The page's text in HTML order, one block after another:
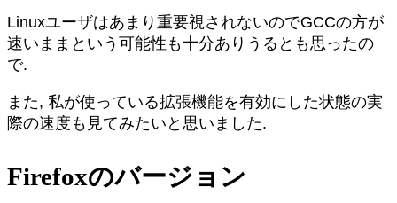
Linuxユーザはあまり重要視されないのでGCCの方が
速いままという可能性も十分ありうるとも思ったの
で.
また, 私が使っている拡張機能を有効にした状態の実
際の速度も見てみたいと思いました.
Firefoxのバージョン